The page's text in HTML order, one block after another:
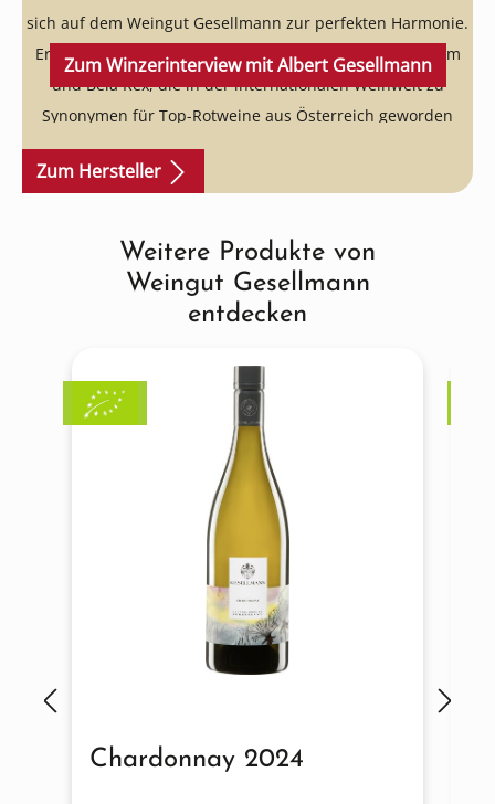
sich auf dem Weingut Gesellmann zur perfekten Harmonie.
Ergebnis dieser Symbiose sind die Cuvées Opus Eximium
und Bela Rex, die in der internationalen Weinwelt zu
Synonymen für Top-Rotweine aus Österreich geworden
sind“ schreibt der Falstaff. Die Höchstbewertung „5 Sterne“
für das Weingut Gesellmann im Falstaff unterstreicht dies
Zum Winzerinterview mit Albert Gesellmann
Zum Hersteller
Produktgalerie überspringen
Weitere Produkte von
Weingut Gesellmann
entdecken
Chardonnay 2024